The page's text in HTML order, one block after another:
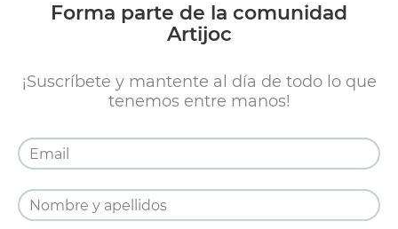
Forma parte de la comunidad
Artijoc
¡Suscríbete y mantente al día de todo lo que
tenemos entre manos!